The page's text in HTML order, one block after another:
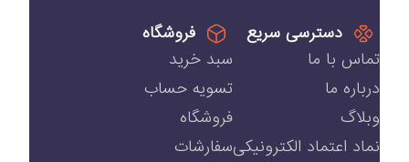
دسترسی سریع
تماس با ما
درباره ما
وبلاگ
نماد اعتماد الکترونیکی
فروشگاه
سبد خرید
تسویه حساب
فروشگاه
سفارشات